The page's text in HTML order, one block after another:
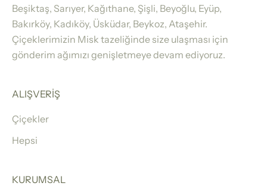
Beşiktaş, Sarıyer, Kağıthane, Şişli, Beyoğlu, Eyüp,
Bakırköy, Kadıköy, Üsküdar, Beykoz, Ataşehir.
Çiçeklerimizin Misk tazeliğinde size ulaşması için
gönderim ağımızı genişletmeye devam ediyoruz.
ALIŞVERİŞ
Çiçekler
Hepsi
KURUMSAL